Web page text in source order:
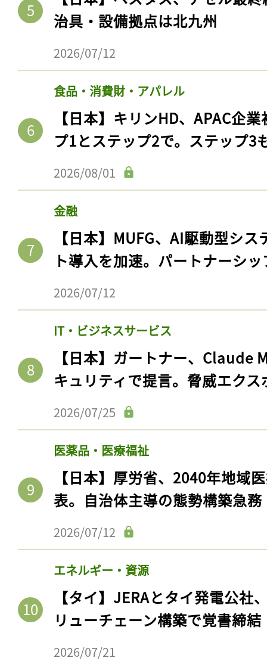
治具・設備拠点は北九州
2026/07/12
食品・消費財・アパレル
【日本】キリンHD、APAC企
プ1とステップ2で。ステップ3
2026/08/01
金融
【日本】MUFG、AI駆動型シ
ト導入を加速。パートナーシ
2026/07/12
IT・ビジネスサービス
【日本】ガートナー、Claude
キュリティで提言。脅威エク
2026/07/25
医薬品・医療福祉
【日本】厚労省、2040年地域
表。自治体主導の態勢構築急務
2026/07/12
エネルギー・資源
【タイ】JERAとタイ発電公社
リューチェーン構築で覚書締結
2026/07/21